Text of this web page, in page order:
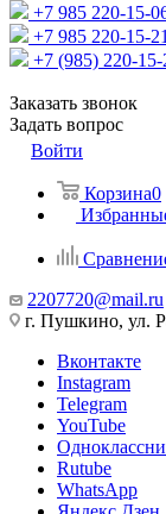
+7 985 220-15-
+7 985 220-15-21
+7 (985) 220-15-
Заказать звонок
Задать вопрос
Войти
Корзина0
2207720@mail.ru
г. Пушкино, ул.
Вконтакте
Instagram
Telegram
YouTube
Rutube
WhatsApp